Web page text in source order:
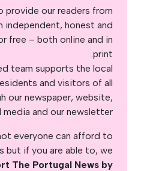
provide our readers from
independent, honest and
free – both online and in
print.
team supports the local
and visitors of all
our newspaper, website,
media and our newsletter.
everyone can afford to
but if you are able to, we
The Portugal News by